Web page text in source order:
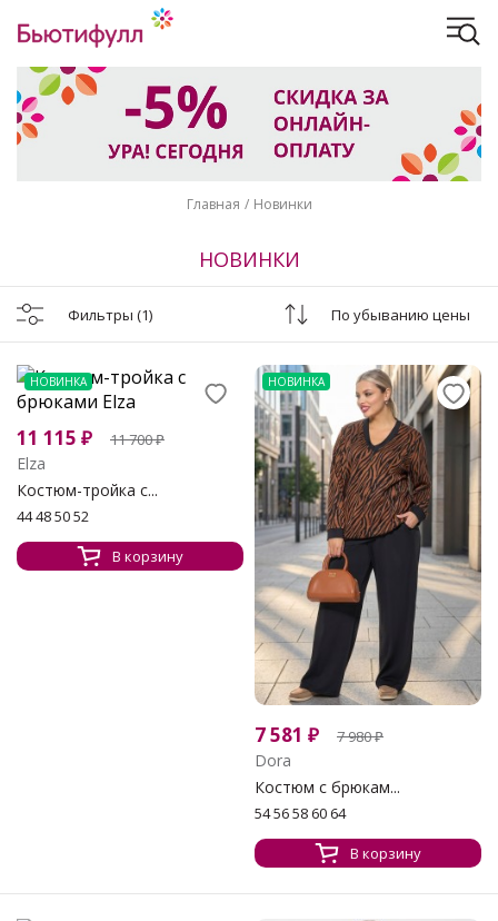
Главная Новинки
НОВИНКИ
Фильтры (1) По убыванию цены
НОВИНКА
11 115 ₽ 11 700₽
Elza
Костюм-тройка с...
44 48 50 52
В корзину
НОВИНКА
7 581 ₽ 7 980₽
Dora
Костюм с брюкам...
54 56 58 60 64
В корзину